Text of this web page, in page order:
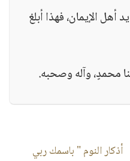
أهل الإيمان، فهذا أبلغ
محمدٍ، وآله وصحبه.
أذكار النوم " باسمك ربي